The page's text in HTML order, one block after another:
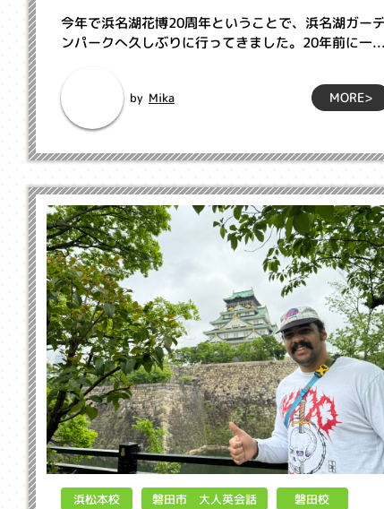
今年で浜名湖花博20周年ということで、浜名湖ガー
ンパークへ久しぶりに行ってきました。20年前に一...
by Mika MORE>
浜松本校 磐田市 大人英会話 磐田校